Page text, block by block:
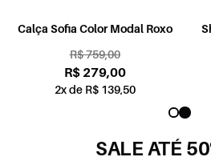
Calça Sofia Color Modal Roxo
R$ 759,00
R$ 279,00
2x de R$ 139,50
SALE ATÉ